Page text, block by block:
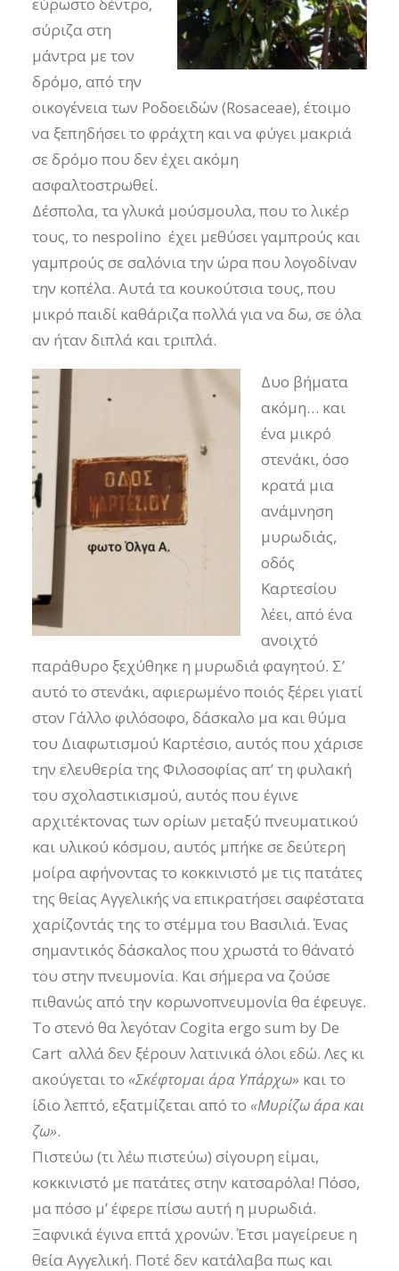
σύριζα στη
μάντρα με τον
δρόμο, από την
οικογένεια των Ροδοειδών (Rosaceae), έτοιμο
να ξεπηδήσει το φράχτη και να φύγει μακριά
σε δρόμο που δεν έχει ακόμη
ασφαλτοστρωθεί.
Δέσπολα, τα γλυκά μούσμουλα, που το λικέρ
τους, το nespolino έχει μεθύσει γαμπρούς και
γαμπρούς σε σαλόνια την ώρα που λογοδίναν
την κοπέλα. Αυτά τα κουκούτσια τους, που
μικρό παιδί καθάριζα πολλά για να δω, σε όλα
αν ήταν διπλά και τριπλά.
Δυο βήματα
ακόμη… και
ένα μικρό
στενάκι, όσο
κρατά μια
ανάμνηση
μυρωδιάς,
οδός
Καρτεσίου
λέει, από ένα
ανοιχτό
παράθυρο ξεχύθηκε η μυρωδιά φαγητού. Σ’
αυτό το στενάκι, αφιερωμένο ποιός ξέρει γιατί
στον Γάλλο φιλόσοφο, δάσκαλο μα και θύμα
του Διαφωτισμού Καρτέσιο, αυτός που χάρισε
την ελευθερία της Φιλοσοφίας απ’ τη φυλακή
του σχολαστικισμού, αυτός που έγινε
αρχιτέκτονας των ορίων μεταξύ πνευματικού
και υλικού κόσμου, αυτός μπήκε σε δεύτερη
μοίρα αφήνοντας το κοκκινιστό με τις πατάτες
της θείας Αγγελικής να επικρατήσει σαφέστατα
χαρίζοντάς της το στέμμα του Βασιλιά. Ένας
σημαντικός δάσκαλος που χρωστά το θάνατό
του στην πνευμονία. Και σήμερα να ζούσε
πιθανώς από την κορωνοπνευμονία θα έφευγε.
Το στενό θα λεγόταν Cogita ergo sum by De
Cart αλλά δεν ξέρουν λατινικά όλοι εδώ. Λες κι
ακούγεται το «Σκέφτομαι άρα Υπάρχω» και το
ίδιο λεπτό, εξατμίζεται από το «Μυρίζω άρα και
ζω».
Πιστεύω (τι λέω πιστεύω) σίγουρη είμαι,
κοκκινιστό με πατάτες στην κατσαρόλα! Πόσο,
μα πόσο μ’ έφερε πίσω αυτή η μυρωδιά.
Ξαφνικά έγινα επτά χρονών. Έτσι μαγείρευε η
θεία Αγγελική. Ποτέ δεν κατάλαβα πως και